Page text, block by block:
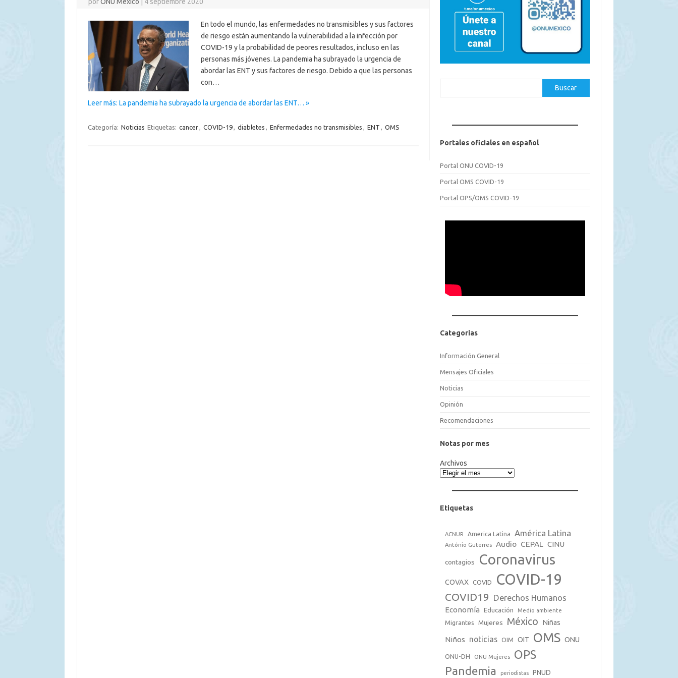
En todo el mundo, las enfermedades no transmisibles y sus factores
de riesgo están aumentando la vulnerabilidad a la infección por
COVID-19 y la probabilidad de peores resultados, incluso en las
personas más jóvenes. La pandemia ha subrayado la urgencia de
abordar las ENT y sus factores de riesgo. Debido a que las personas
con…
Leer más: La pandemia ha subrayado la urgencia de abordar las ENT… »
Categoría: Noticias Etiquetas: cancer, COVID-19, diabletes , Enfermedades no transmisibles , ENT , OMS
Buscar
Portales oficiales en español
Portal ONU COVID-19
Portal OMS COVID-19
Portal OPS/OMS COVID-19
Categorias
Información General
Mensajes Oficiales
Noticias
Opinión
Recomendaciones
Notas por mes
Archivos
Etiquetas
ACNUR America Latina América Latina
António Guterres Audio CEPAL CINU
contagios Coronavirus
COVAX COVID COVID-19
COVID19 Derechos Humanos
Economía Educación Medio ambiente
Migrantes Mujeres México Niñas
Niños noticias OIM OIT OMS ONU
ONU-DH ONU Mujeres OPS
Pandemia periodistas PNUD